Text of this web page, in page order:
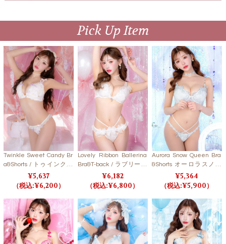
Pick Up Item
Twinkle Sweet Candy Br
a&Shorts / トゥインクル
スイートキャンディブラ
＆ショーツ 【LB5500】
5,637
6,200
Lovely Ribbon Ballerina
Bra&T-back / ラブリーリ
ボンバレリーナブラ＆T
バック 【LB5500】
6,182
6,800
Aurora Snow Queen Bra
&Shorts オーロラスノー
クイーンブラ＆ショーツ
【LB5500】
5,364
5,900